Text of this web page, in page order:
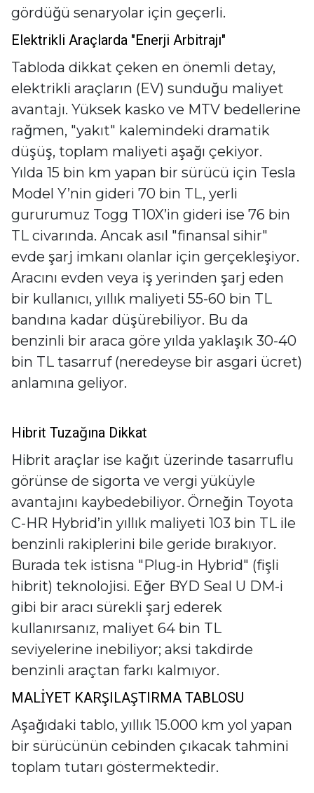
gördüğü senaryolar için geçerli.
Elektrikli Araçlarda "Enerji Arbitrajı"
Tabloda dikkat çeken en önemli detay,
elektrikli araçların (EV) sunduğu maliyet
avantajı. Yüksek kasko ve MTV bedellerine
rağmen, "yakıt" kalemindeki dramatik
düşüş, toplam maliyeti aşağı çekiyor.
Yılda 15 bin km yapan bir sürücü için Tesla
Model Y’nin gideri 70 bin TL, yerli
gururumuz Togg T10X’in gideri ise 76 bin
TL civarında. Ancak asıl "finansal sihir"
evde şarj imkanı olanlar için gerçekleşiyor.
Aracını evden veya iş yerinden şarj eden
bir kullanıcı, yıllık maliyeti 55-60 bin TL
bandına kadar düşürebiliyor. Bu da
benzinli bir araca göre yılda yaklaşık 30-40
bin TL tasarruf (neredeyse bir asgari ücret)
anlamına geliyor.
Hibrit Tuzağına Dikkat
Hibrit araçlar ise kağıt üzerinde tasarruflu
görünse de sigorta ve vergi yüküyle
avantajını kaybedebiliyor. Örneğin Toyota
C-HR Hybrid’in yıllık maliyeti 103 bin TL ile
benzinli rakiplerini bile geride bırakıyor.
Burada tek istisna "Plug-in Hybrid" (fişli
hibrit) teknolojisi. Eğer BYD Seal U DM-i
gibi bir aracı sürekli şarj ederek
kullanırsanız, maliyet 64 bin TL
seviyelerine inebiliyor; aksi takdirde
benzinli araçtan farkı kalmıyor.
MALİYET KARŞILAŞTIRMA TABLOSU
Aşağıdaki tablo, yıllık 15.000 km yol yapan
bir sürücünün cebinden çıkacak tahmini
toplam tutarı göstermektedir.